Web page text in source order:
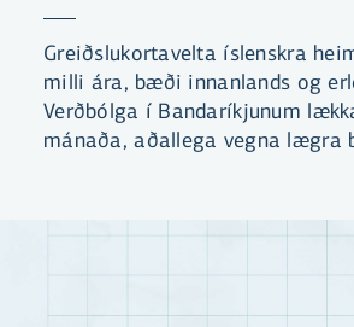
Greiðslukortavelta íslenskra
milli ára, bæði innanlands og
Verðbólga í Bandaríkjunum
mánaða, aðallega vegna lægra